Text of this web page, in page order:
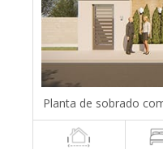
Planta de sobrado